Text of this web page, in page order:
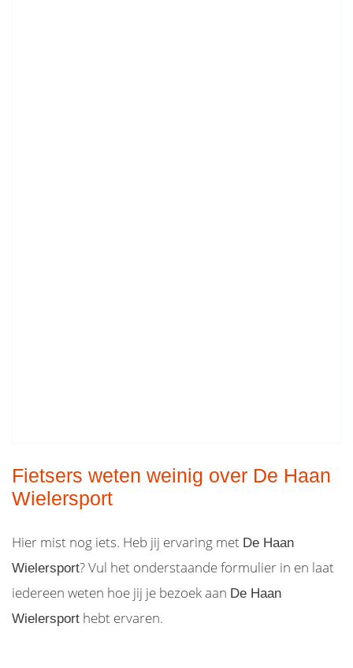
Fietsers weten weinig over De Haan
Wielersport
Hier mist nog iets. Heb jij ervaring met De Haan
Wielersport? Vul het onderstaande formulier in en laat
iedereen weten hoe jij je bezoek aan De Haan
Wielersport hebt ervaren.